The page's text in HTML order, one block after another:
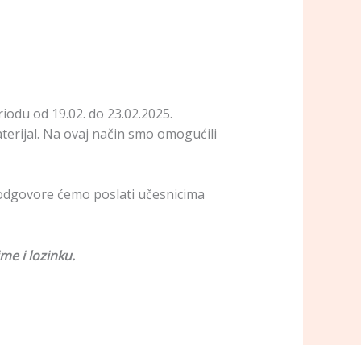
od 19.02. do 23.02.2025.
Na ovaj način smo omogućili
ćemo poslati učesnicima
i lozinku.